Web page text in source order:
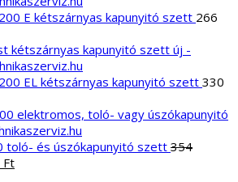
E kétszárnyas kapunyitó szett 266
EL kétszárnyas kapunyitó szett 330
toló- és úszókapunyitó szett 354
FtCurrent